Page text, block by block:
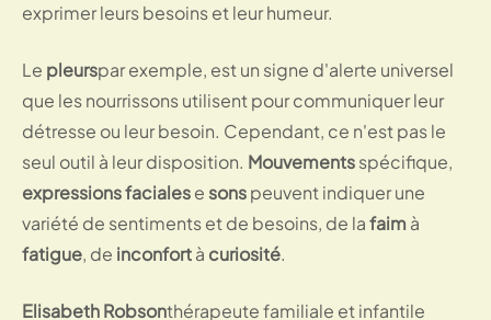
exprimer leurs besoins et leur humeur.
Le pleurspar exemple, est un signe d'alerte universel
que les nourrissons utilisent pour communiquer leur
détresse ou leur besoin. Cependant, ce n'est pas le
seul outil à leur disposition. Mouvementsspécifique,
expressions facialesesonspeuvent indiquer une
variété de sentiments et de besoins, de lafaim à
fatigue, de inconfortà curiosité.
Elisabeth Robsonthérapeute familiale et infantile